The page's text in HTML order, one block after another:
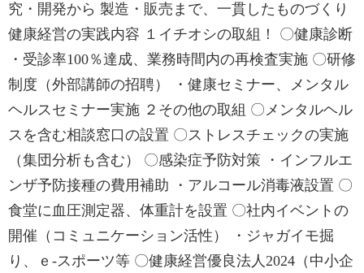
究・開発から 製造・販売まで、一貫したものづくり
健康経営の実践内容 １イチオシの取組！ 〇健康診断
・受診率100％達成、業務時間内の再検査実施 〇研修
制度（外部講師の招聘） ・健康セミナー、メンタル
ヘルスセミナー実施 ２その他の取組 〇メンタルヘル
スを含む相談窓口の設置 〇ストレスチェックの実施
（集団分析も含む） 〇感染症予防対策 ・インフルエ
ンザ予防接種の費用補助 ・アルコール消毒液設置 〇
食堂に血圧測定器、体重計を設置 〇社内イベントの
開催（コミュニケーション活性） ・ジャガイモ掘
り、ｅ-スポーツ等 〇健康経営優良法人2024（中小企